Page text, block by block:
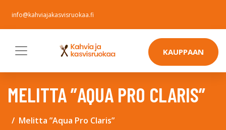
info@kahviajakasvisruokaa.fi
KAUPPAAN
MELITTA ”AQUA PRO CLARIS”
Melitta ”Aqua Pro Claris”